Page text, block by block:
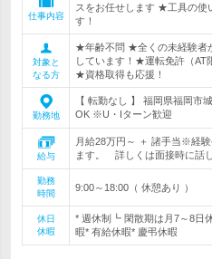
仕事内容
スをお任せします ★工具の使
す！
対象と
なる方
★年齢不問 ★全くの未経験者
しています！★運転免許（AT
★資格取得も応援！
勤務地
【 転勤なし 】 福岡県福岡
OK ※U・Iターン歓迎
給与
月給28万円～ ＋ 諸手当※経
ます。 詳しくは面接時に話
勤務
時間
9:00～18:00（ 休憩あり ）
休日
休暇
* 週休制┗ 閑散期は月7～8日
暇* 有給休暇* 慶弔休暇